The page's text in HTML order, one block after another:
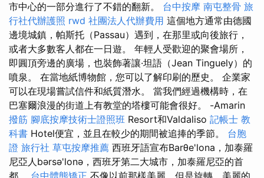
市中心的一部分進行了不錯的翻新。 台中按摩 南屯整骨 旅
行社代辦護照 rwd 社團法人代辦費用 這個地方通常由德國
邊境城鎮，帕斯托（Passau）遇到，在那里或向後旅行，
或者大多數客人都在一日遊。 年輕人受歡迎的聚會場所，
即圓頂旁邊的廣場，也裝飾著讓·坦語（Jean Tinguely）的
噴泉。 在當地紙博物館，您可以了解印刷的歷史。 企業家
可以在現場嘗試信件和紙質潛水。 當我們經過機構時，在
巴塞爾浪漫的街道上有教堂的塔樓可能會很好。 -Amarin
撥筋 腳底按摩技術士證照班 Resort和Valdaliso 記帳士 教
科書 Hotel便宜，並且在較少的期間被追捧的季節。 台胞
證 旅行社 草屯按摩推薦 西班牙語宣布Barθe'lona，加泰羅
尼亞人bərsə'lonə，西班牙第二大城市，加泰羅尼亞的首
都。 台中體態矯正 不像以前那樣美麗，但是旋轉，美麗的